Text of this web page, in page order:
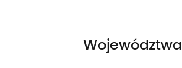
Województwa